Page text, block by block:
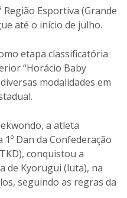
Esportiva (Grande
até o início de julho.
etapa classificatória
“Horácio Baby
modalidades em
a atleta
Dan da Confederação
conquistou a
de Kyorugui (luta), na
seguindo as regras da